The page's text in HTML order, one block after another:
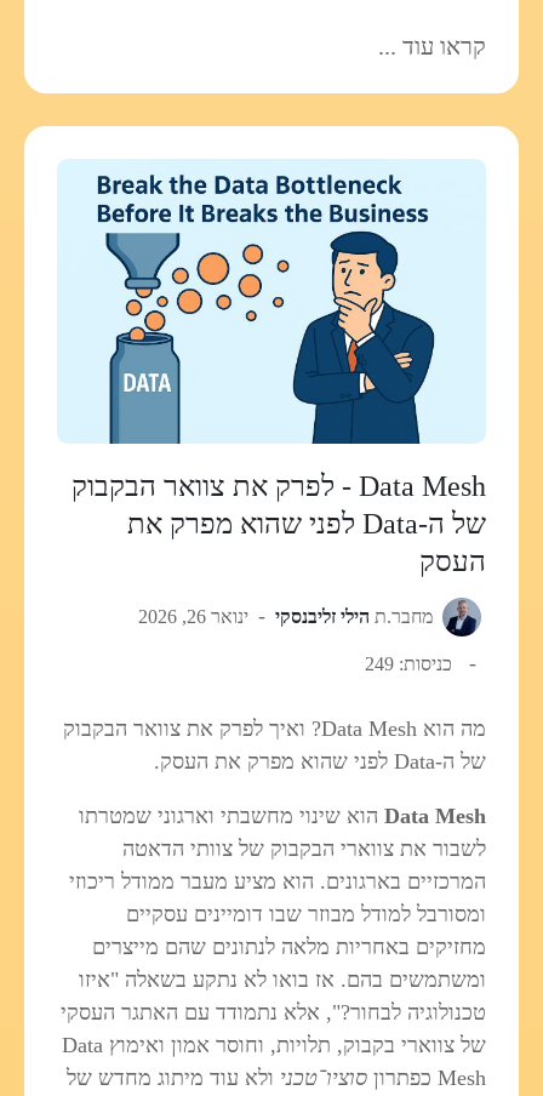
קראו עוד ...
Data Mesh - לפרק את צוואר הבקבוק
של ה-Data לפני שהוא מפרק את
העסק
מחבר.ת הילי זליבנסקי ינואר 26, 2026
כניסות: 249
מה הוא Data Mesh? ואיך לפרק את צוואר הבקבוק
של ה-Data לפני שהוא מפרק את העסק.
Data Mesh הוא שינוי מחשבתי וארגוני שמטרתו
לשבור את צווארי הבקבוק של צוותי הדאטה
המרכזיים בארגונים. הוא מציע מעבר ממודל ריכוזי
ומסורבל למודל מבוזר שבו דומיינים עסקיים
מחזיקים באחריות מלאה לנתונים שהם מייצרים
ומשתמשים בהם. אז בואו לא נתקע בשאלה "איזו
טכנולוגיה לבחור?", אלא נתמודד עם האתגר העסקי
של צווארי בקבוק, תלויות, וחוסר אמון ואימוץ Data
Mesh כפתרון
סוציו־טכני ולא עוד מיתוג מחדש של